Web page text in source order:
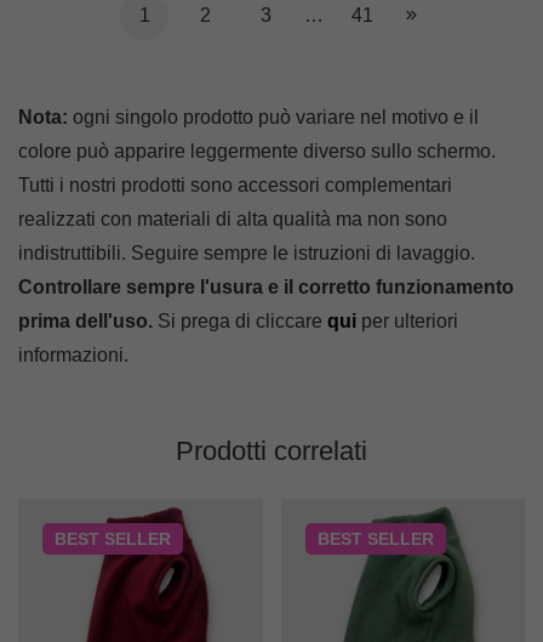
1 2 3 … 41
Nota: ogni singolo prodotto può variare nel motivo e il
colore può apparire leggermente diverso sullo schermo.
Tutti i nostri prodotti sono accessori complementari
realizzati con materiali di alta qualità ma non sono
indistruttibili. Seguire sempre le istruzioni di lavaggio.
Controllare sempre l'usura e il corretto funzionamento
prima dell'uso. Si prega di cliccare qui per ulteriori
informazioni.
Prodotti correlati
BEST SELLER BEST SELLER